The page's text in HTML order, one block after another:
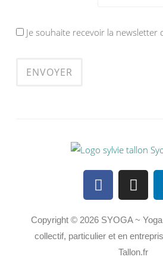
Je souhaite recevoir la newsletter
Copyright © 2026 SYOGA ~
collectif, particulier et en
Tallon.fr